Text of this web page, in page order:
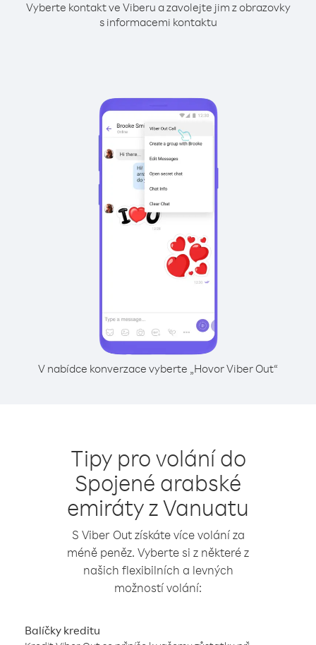
Vyberte kontakt ve Viberu a zavolejte jim z obrazovky
s informacemi kontaktu
V nabídce konverzace vyberte „Hovor Viber Out“
Tipy pro volání do
Spojené arabské
emiráty z Vanuatu
S Viber Out získáte více volání za
méně peněz. Vyberte si z některé z
našich flexibilních a levných
možností volání:
Balíčky kreditu